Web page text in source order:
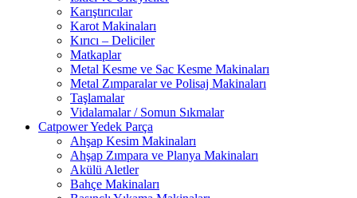
Karıştırıcılar
Karot Makinaları
Kırıcı – Deliciler
Matkaplar
Metal Kesme ve Sac Kesme Makinaları
Metal Zımparalar ve Polisaj Makinaları
Taşlamalar
Vidalamalar / Somun Sıkmalar
Catpower Yedek Parça
Ahşap Kesim Makinaları
Ahşap Zımpara ve Planya Makinaları
Akülü Aletler
Bahçe Makinaları